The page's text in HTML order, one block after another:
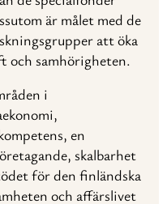
är målet med de
att öka
och samhörigheten.
i
en
skalbarhet
för den finländska
och affärslivet